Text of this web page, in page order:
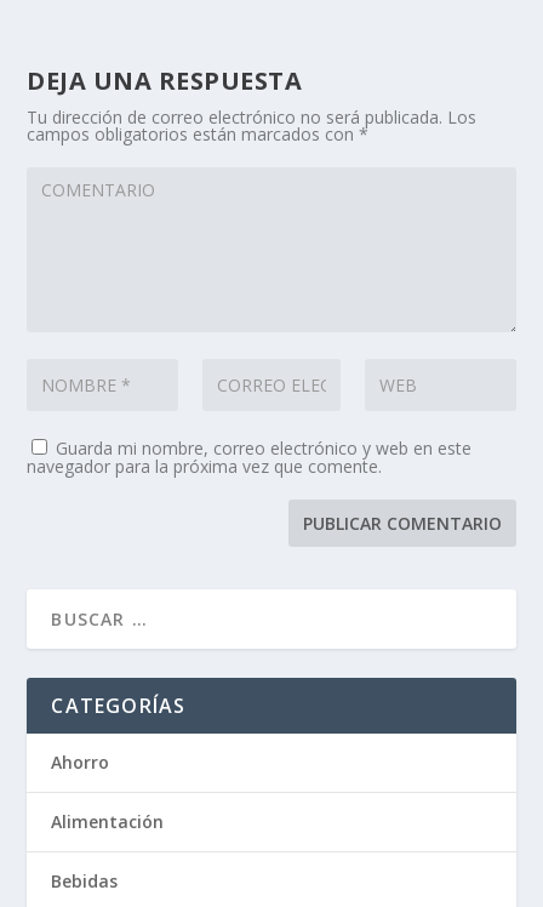
DEJA UNA RESPUESTA
Tu dirección de correo electrónico no será publicada. Los
campos obligatorios están marcados con*
Guarda mi nombre, correo electrónico y web en este
navegador para la próxima vez que comente.
CATEGORÍAS
Ahorro
Alimentación
Bebidas